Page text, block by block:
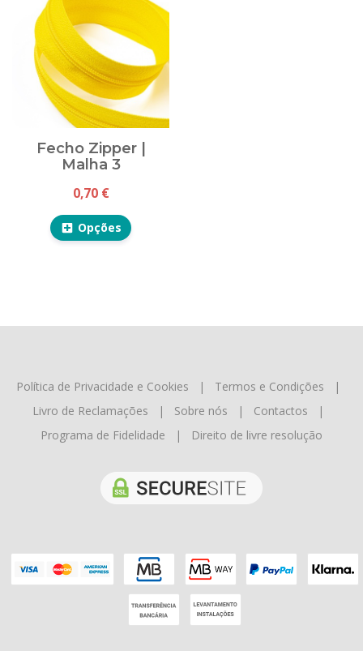
Fecho Zipper |
Malha 3
0,70 €
Opções
Política de Privacidade e Cookies | Termos e Condições |
Livro de Reclamações | Sobre nós | Contactos |
Programa de Fidelidade | Direito de livre resolução